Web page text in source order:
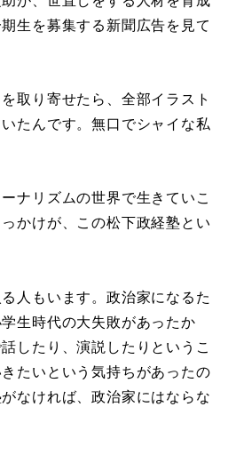
生を募集する新聞広告を見て
取り寄せたら、全部イラスト
たんです。無口でシャイな私
ナリズムの世界で生きていこ
かけが、この松下政経塾とい
人もいます。政治家になるた
生時代の大失敗があったか
したり、演説したりというこ
たいという気持ちがあったの
なければ、政治家にはならな